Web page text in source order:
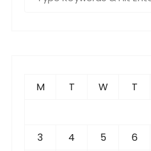
M T W T
3
4 5 6